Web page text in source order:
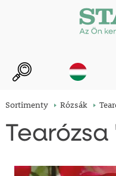
Sortimenty Rózsák